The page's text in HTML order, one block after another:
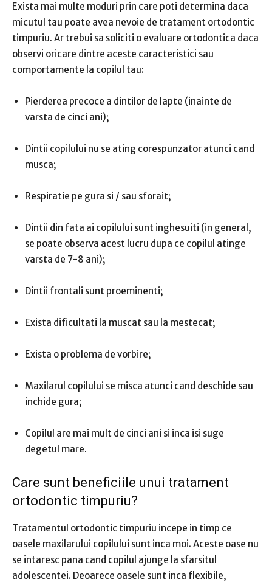
Exista mai multe moduri prin care poti determina daca
micutul tau poate avea nevoie de tratament ortodontic
timpuriu. Ar trebui sa soliciti o evaluare ortodontica daca
observi oricare dintre aceste caracteristici sau
comportamente la copilul tau:
Pierderea precoce a dintilor de lapte (inainte de
varsta de cinci ani);
Dintii copilului nu se ating corespunzator atunci cand
musca;
Respiratie pe gura si / sau sforait;
Dintii din fata ai copilului sunt inghesuiti (in general,
se poate observa acest lucru dupa ce copilul atinge
varsta de 7-8 ani);
Dintii frontali sunt proeminenti;
Exista dificultati la muscat sau la mestecat;
Exista o problema de vorbire;
Maxilarul copilului se misca atunci cand deschide sau
inchide gura;
Copilul are mai mult de cinci ani si inca isi suge
degetul mare.
​Care sunt beneficiile unui tratament
ortodontic timpuriu?
Tratamentul ortodontic timpuriu incepe in timp ce
oasele maxilarului copilului sunt inca moi. Aceste oase nu
se intaresc pana cand copilul ajunge la sfarsitul
adolescentei. Deoarece oasele sunt inca flexibile,